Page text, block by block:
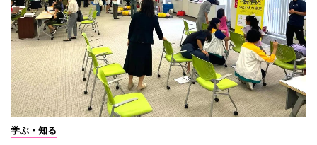
学ぶ・知る